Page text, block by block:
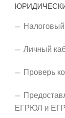
Личный
Проверь
ЕГРЮЛ и